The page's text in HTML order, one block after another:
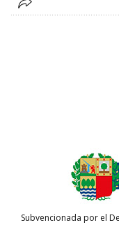
Subvencionada por el